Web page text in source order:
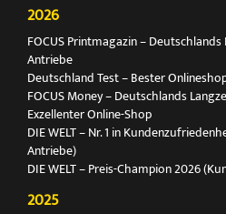
2026
FOCUS Printmagazin – Deutschlands
Antriebe
Deutschland Test – Bester
FOCUS Money – Deutschlands
Exzellenter Online-Shop
DIE WELT – Nr. 1 in
Antriebe)
DIE WELT – Preis-Champion 2026
2025